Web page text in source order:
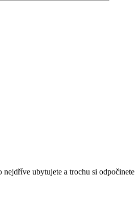
ubytujete a trochu si odpočinete